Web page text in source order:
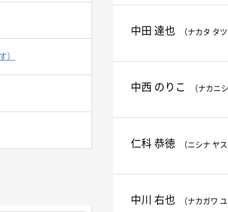
中田 達也 （ナカタ タツ
中西 のりこ （ナカニ
仁科 恭徳 （ニシナ ヤス
中川 右也 （ナカガワ ユ